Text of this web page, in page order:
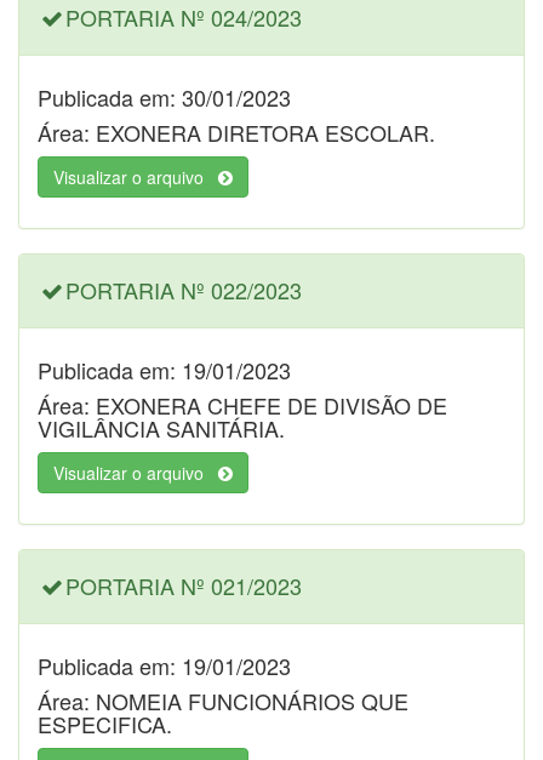
PORTARIA Nº 024/2023
Publicada em: 30/01/2023
Área: EXONERA DIRETORA ESCOLAR.
Visualizar o arquivo
PORTARIA Nº 022/2023
Publicada em: 19/01/2023
Área: EXONERA CHEFE DE DIVISÃO DE
VIGILÂNCIA SANITÁRIA.
Visualizar o arquivo
PORTARIA Nº 021/2023
Publicada em: 19/01/2023
Área: NOMEIA FUNCIONÁRIOS QUE
ESPECIFICA.